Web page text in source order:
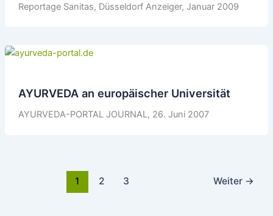
Reportage Sanitas, Düsseldorf Anzeiger, Januar 2009
AYURVEDA an europäischer Universität
AYURVEDA-PORTAL JOURNAL, 26. Juni 2007
1 2 3 Weiter →